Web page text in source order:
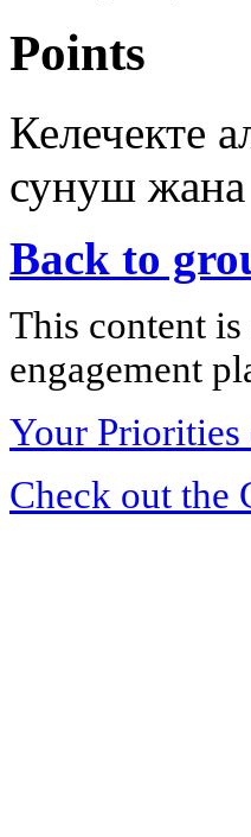
Points
Келечекте
сунуш жана
Back to
This content
engagement
Your
Check out the